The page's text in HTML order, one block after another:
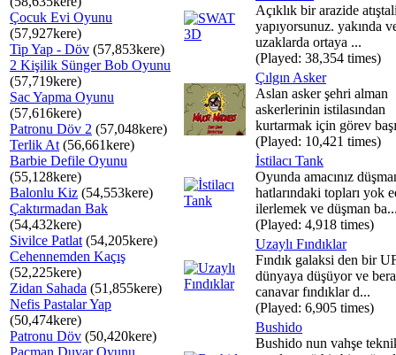
Çocuk Evi Oyunu
(57,927kere)
Tip Yap - Döv (57,853kere)
2 Kişilik Sünger Bob Oyunu
(57,719kere)
Sac Yapma Oyunu
(57,616kere)
Patronu Döv 2 (57,048kere)
Terlik At (56,661kere)
Barbie Defile Oyunu
(55,128kere)
Balonlu Kiz (54,553kere)
Çaktırmadan Bak
(54,432kere)
Sivilce Patlat (54,205kere)
Cehennemden Kaçış
(52,225kere)
Zidan Sahada (51,855kere)
Nefis Pastalar Yap
(50,474kere)
Patronu Döv (50,420kere)
Pacman Duvar Oyunu
Açıklık bir arazide
yapıyorsunuz. yakında
uzaklarda ortaya ...
(Played: 38,354 times)
Çılgın Asker
Aslan asker şehri alman
askerlerinin istilasından
kurtarmak için görev
(Played: 10,421 times)
İstilacı Tank
Oyunda amacınız
hatlarındaki topları yok
ilerlemek ve düşman
(Played: 4,918 times)
Uzaylı Fındıklar
Fındık galaksi den bir
dünyaya düşüyor ve
canavar fındıklar d...
(Played: 6,905 times)
Bushido
Bushido nun vahşe